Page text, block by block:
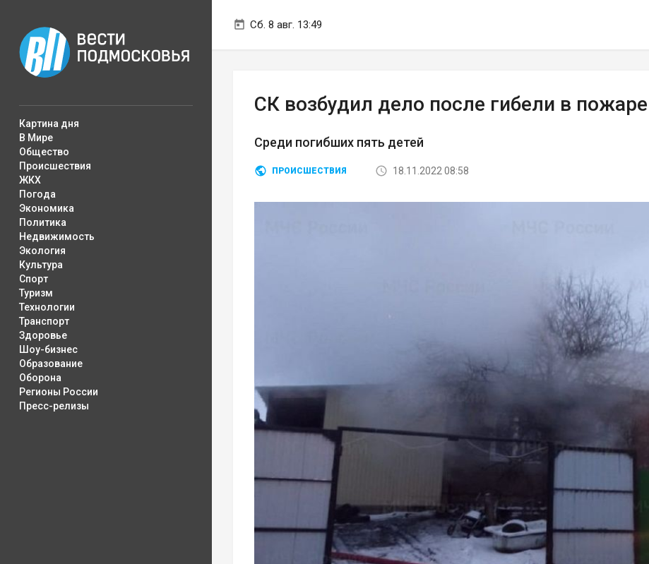
Сб. 8 авг. 13:49
Картина дня
В Мире
Общество
Происшествия
ЖКХ
Погода
Экономика
Политика
Недвижимость
Экология
Культура
Спорт
Туризм
Технологии
Транспорт
Здоровье
Шоу-бизнес
Образование
Оборона
Регионы России
Пресс-релизы
СК возбудил дело после гибели в
Среди погибших пять детей
ПРОИСШЕСТВИЯ 18.11.2022 08:58